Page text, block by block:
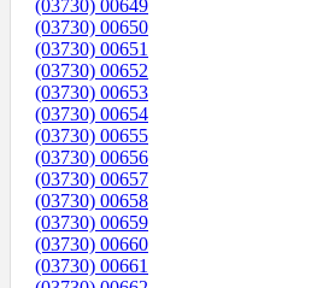
(03730) 00649
(03730) 00650
(03730) 00651
(03730) 00652
(03730) 00653
(03730) 00654
(03730) 00655
(03730) 00656
(03730) 00657
(03730) 00658
(03730) 00659
(03730) 00660
(03730) 00661